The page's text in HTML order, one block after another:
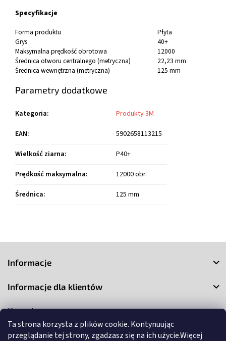
Ta strona korzysta z plików cookie. Kontynuując
przeglądanie tej strony, zgadzasz się na ich użycie.Więcej
Specyfikacje
Forma produktu
Płyta
Grys
40+
Maksymalna prędkość obrotowa
12000
Średnica otworu centralnego (metryczna)
22,23 mm
Średnica wewnętrzna (metryczna)
125 mm
Parametry dodatkowe
Kategoria:
Produkty 3M
EAN:
5902658113215
Wielkość ziarna:
P40+
Prędkość maksymalna:
12000 obr.
Średnica: 125 mm
Informacje
Informacje dla klientów
Kontakt